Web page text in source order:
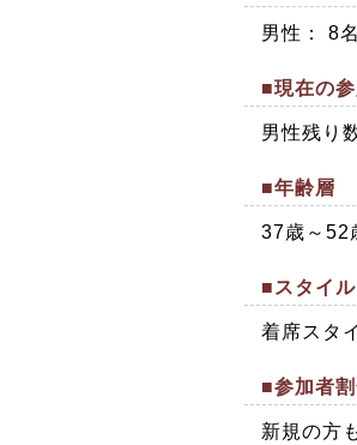
男性： 8
■現在の
男性残り
■年齢層
37歳～52
■スタイル
着席スタ
■参加者
新規の方